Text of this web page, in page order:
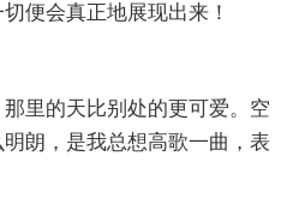
便会真正地展现出来！
里的天比别处的更可爱。空
朗，是我总想高歌一曲，表